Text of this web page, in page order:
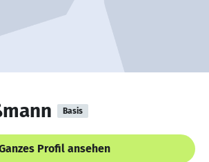
Basis
Profil ansehen